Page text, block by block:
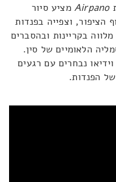
Airpano מציע סיור
וצפייה בפנדות
בקריינות ובהסברים
הלאומיים של סין.
נבחרים עם רגעים
הפנדות.